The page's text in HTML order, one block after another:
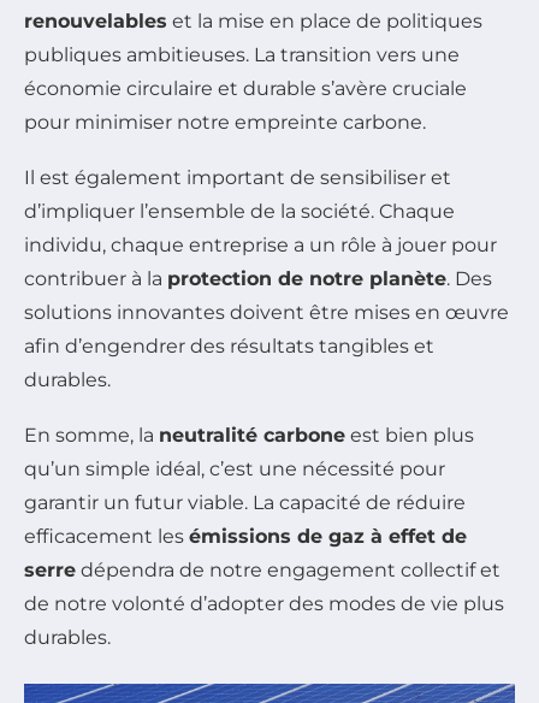
renouvelables et la mise en place de politiques
publiques ambitieuses. La transition vers une
économie circulaire et durable s’avère cruciale
pour minimiser notre empreinte carbone.
Il est également important de sensibiliser et
d’impliquer l’ensemble de la société. Chaque
individu, chaque entreprise a un rôle à jouer pour
contribuer à la protection de notre planète. Des
solutions innovantes doivent être mises en œuvre
afin d’engendrer des résultats tangibles et
durables.
En somme, la neutralité carbone est bien plus
qu’un simple idéal, c’est une nécessité pour
garantir un futur viable. La capacité de réduire
efficacement les émissions de gaz à effet de
serre dépendra de notre engagement collectif et
de notre volonté d’adopter des modes de vie plus
durables.